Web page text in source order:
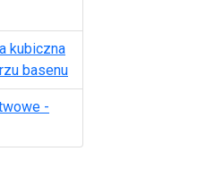
kubiczna
basenu
-